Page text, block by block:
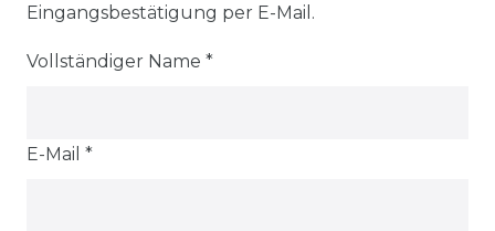
Eingangsbestätigung per E-Mail.
Vollständiger Name *
E-Mail *